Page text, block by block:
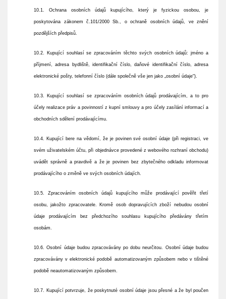
10.1. Ochrana osobních údajů kupujícího, který je fyzickou osobou, je
poskytována zákonem č.101/2000 Sb., o ochraně osobních údajů, ve znění
pozdějších předpisů.
10.2. Kupující souhlasí se zpracováním těchto svých osobních údajů: jméno a
příjmení, adresa bydliště, identifikační číslo, daňové identifikační číslo, adresa
elektronické pošty, telefonní číslo (dále společně vše jen jako „osobní údaje“).
10.3. Kupující souhlasí se zpracováním osobních údajů prodávajícím, a to pro
účely realizace práv a povinností z kupní smlouvy a pro účely zasílání informací a
obchodních sdělení prodávajícímu.
10.4. Kupující bere na vědomí, že je povinen své osobní údaje (při registraci, ve
svém uživatelském účtu, při objednávce provedené z webového rozhraní obchodu)
uvádět správně a pravdivě a že je povinen bez zbytečného odkladu informovat
prodávajícího o změně ve svých osobních údajích.
10.5. Zpracováním osobních údajů kupujícího může prodávající pověřit třetí
osobu, jakožto zpracovatele. Kromě osob dopravujících zboží nebudou osobní
údaje prodávajícím bez předchozího souhlasu kupujícího předávány třetím
osobám.
10.6. Osobní údaje budou zpracovávány po dobu neurčitou. Osobní údaje budou
zpracovávány v elektronické podobě automatizovaným způsobem nebo v tištěné
podobě neautomatizovaným způsobem.
10.7. Kupující potvrzuje, že poskytnuté osobní údaje jsou přesné a že byl poučen